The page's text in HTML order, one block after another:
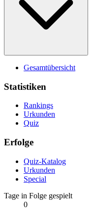
Gesamtübersicht
Statistiken
Rankings
Urkunden
Quiz
Erfolge
Quiz-Katalog
Urkunden
Special
Tage in Folge gespielt
0